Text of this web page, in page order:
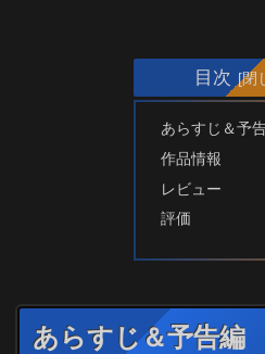
目次
あらすじ＆予
作品情報
レビュー
評価
あらすじ＆予告編